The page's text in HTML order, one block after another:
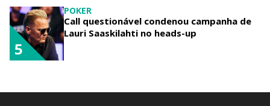
POKER
Call questionável condenou campanha de
Lauri Saaskilahti no heads-up
5